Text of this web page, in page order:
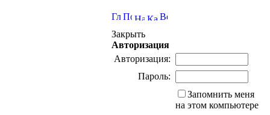
Закрыть
Авторизация
Авторизация:
Пароль:
Запомнить меня
на этом компьютере